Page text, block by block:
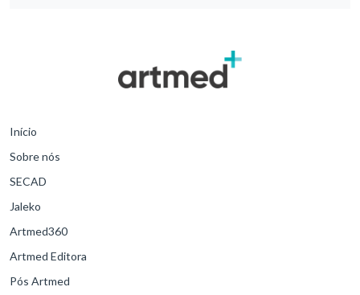
Início
Sobre nós
SECAD
Jaleko
Artmed360
Artmed Editora
Pós Artmed